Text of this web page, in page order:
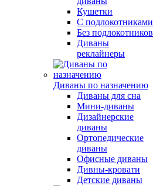
Кушетки
С подлокотниками
Без подлокотников
Диваны
реклайнеры
Диваны по назначению
Диваны для сна
Мини-диваны
Дизайнерские
диваны
Ортопедические
диваны
Офисные диваны
Дивны-кровати
Детские диваны